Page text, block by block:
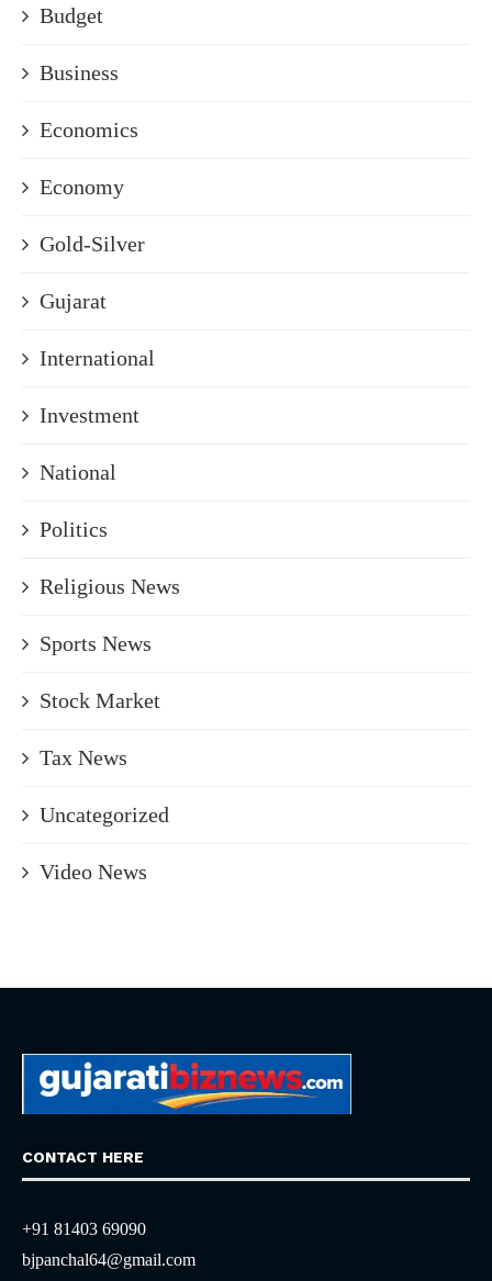
Budget
Business
Economics
Economy
Gold-Silver
Gujarat
International
Investment
National
Politics
Religious News
Sports News
Stock Market
Tax News
Uncategorized
Video News
CONTACT HERE
+91 81403 69090
bjpanchal64@gmail.com